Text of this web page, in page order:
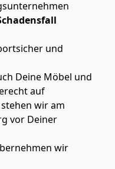
und
Deine Möbel und
auf
wir am
vor Deiner
wir